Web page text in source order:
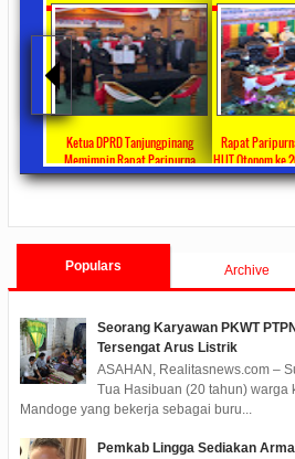
Ketua DPRD Tanjungpinang
Memimpin Rapat Paripurna
Pengesahan Ranperda Perubahan
Rapat
HUT Otonom ke
Rahma
Populars Archive
Seorang Karyawan PKWT
Tersengat Arus Listrik
ASAHAN, Realitasnews.com –
Tua Hasibuan (20 tahun) warga
Mandoge yang bekerja sebagai buru...
Pemkab Lingga Sediakan